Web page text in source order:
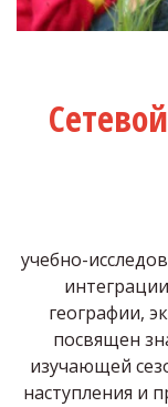
учебно-
географии,
посвящен
изучающей
наступления и